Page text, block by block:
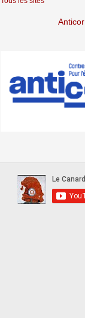
Anticor